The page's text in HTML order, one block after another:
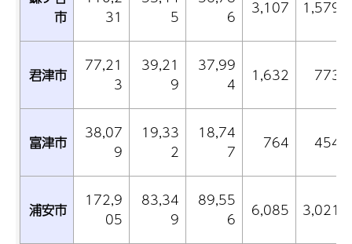
市
31
5
6
3,107 1,579
君津市
77,21
3
39,21
9
37,99
4
1,632 773
富津市
38,07
9
19,33
2
18,74
7
764 454
浦安市
172,9
05
83,34
9
89,55
6
6,085 3,021